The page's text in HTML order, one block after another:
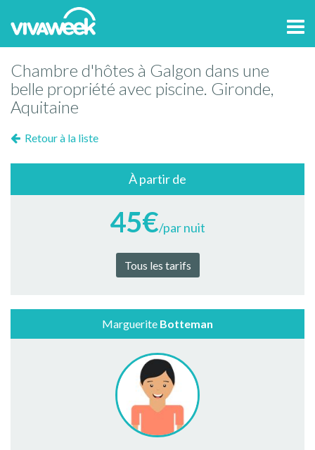
Chambre d'hôtes à Galgon dans une
belle propriété avec piscine. Gironde,
Aquitaine
Retour à la liste
À partir de
45€/par nuit
Tous les tarifs
Marguerite Botteman